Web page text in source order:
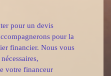
pour un devis
pour la
financier. Nous vous
votre financeur